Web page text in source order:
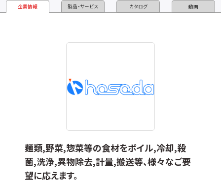
企業情報 製品・サービス カタログ 動画
麺類,野菜,惣菜等の食材をボイル,冷却,殺
菌,洗浄,異物除去,計量,搬送等、様々なご要
望に応えます。